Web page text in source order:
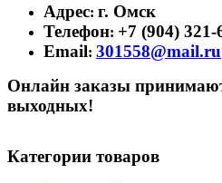
Адрес: г. Омск
Телефон: +7 (904) 321-
Email: 301558@mail.ru
Онлайн заказы
выходных!
Категории товаров